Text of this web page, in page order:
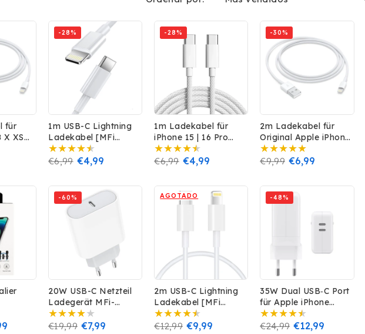
für
X XS
8-Pin
-28%
1m USB-C Lightning
Ladekabel [MFi
Zertifiziert] für iPhone
iPad AirPods
Precio
€6,99 Precio
oferta
€4,99
-28%
1m Ladekabel für
iPhone 15 | 16 Pro
Max USB-C Nylon
Datenkabel MacBook
Precio
€6,99 Precio
oferta
€4,99
-30%
2m Ladekabel für
Original Apple iPhone
5 6 7 8 X XS XR 11 12
13 14 Plus Pro Max
Precio
€9,99 Precio
oferta
€6,99
&
C
-60%
20W USB-C Netzteil
Ladegerät MFi-
Zertifiziert für iPhone
14 13 12 11 Pro Max
Precio
€19,99 Precio
€7,99
AGOTADO
2m USB-C Lightning
Ladekabel [MFi
Zertifiziert] für iPhone
iPad AirPods
Precio
€12,99 Precio
€9,99
-48%
35W Dual USB‑C Port
für Apple iPhone
MacBook Power
Adapter Ladegerät
Precio
€24,99 Precio
€12,99